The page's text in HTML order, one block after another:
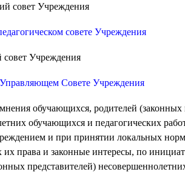
совет Учреждения
совете Учреждения
Учреждения
Совете Учреждения
обучающихся, родителей (законных
обучающихся и педагогических
и при принятии локальных
их права и законные интересы, по
представителей)